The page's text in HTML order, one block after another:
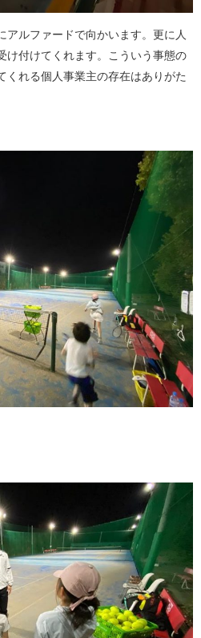
アルファードで向かいます。更に人
け付けてくれます。こういう事態の
くれる個人事業主の存在はありがた